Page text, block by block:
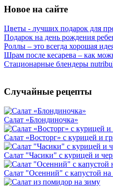
Новое на сайте
Цветы - лучших подарок для
Подарок на день рождения
Роллы – это всегда хорошая
Шрам после кесарева – как
Стационарные блендеры
Случайные рецепты
Салат «Блондиночка»
Салат «Восторг» с курицей и
Салат "Часики" с курицей и
Салат "Осенний" с капустой на